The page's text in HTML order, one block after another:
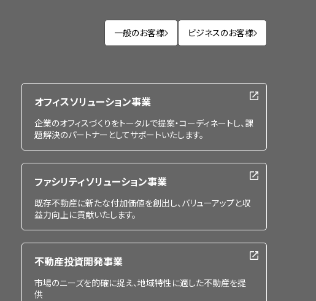
一般のお客様 ビジネスのお客様
オフィスソリューション事業
企業のオフィスづくりをトータルで提案・コーディネートし、課
題解決のパートナーとしてサポートいたします。
ファシリティソリューション事業
既存不動産に新たな付加価値を創出し、バリューアップと収
益力向上に貢献いたします。
不動産投資開発事業
市場のニーズを的確に捉え、地域特性に適した不動産を提
供